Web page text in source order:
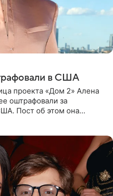
в США
проекта «Дом 2» Алена
оштрафовали за
Пост об этом она